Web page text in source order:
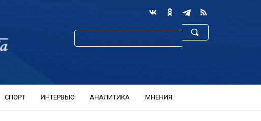
СПОРТ ИНТЕРВЬЮ АНАЛИТИКА МНЕНИЯ